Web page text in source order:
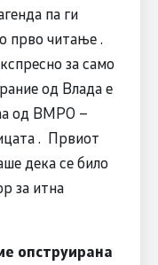
па ги
прво читање .
за само
од Влада е
од ВМРО –
. Првиот
дека се било
за итна
опструирана